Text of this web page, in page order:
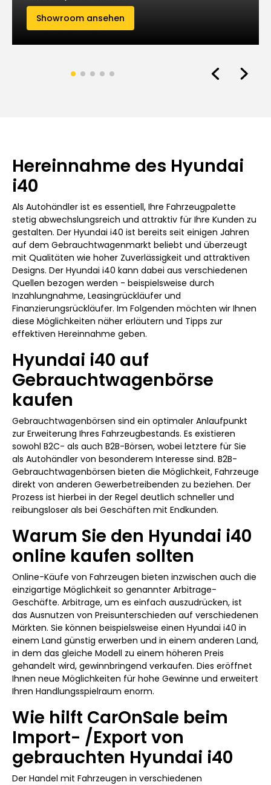
Showroom ansehen
Hereinnahme des Hyundai
i40
Als Autohändler ist es essentiell, Ihre Fahrzeugpalette
stetig abwechslungsreich und attraktiv für Ihre Kunden zu
gestalten. Der Hyundai i40 ist bereits seit einigen Jahren
auf dem Gebrauchtwagenmarkt beliebt und überzeugt
mit Qualitäten wie hoher Zuverlässigkeit und attraktiven
Designs. Der Hyundai i40 kann dabei aus verschiedenen
Quellen bezogen werden - beispielsweise durch
Inzahlungnahme, Leasingrückläufer und
Finanzierungsrückläufer. Im Folgenden möchten wir Ihnen
diese Möglichkeiten näher erläutern und Tipps zur
effektiven Hereinnahme geben.
Hyundai i40 auf
Gebrauchtwagenbörse
kaufen
Gebrauchtwagenbörsen sind ein optimaler Anlaufpunkt
zur Erweiterung Ihres Fahrzeugbestands. Es existieren
sowohl B2C- als auch B2B-Börsen, wobei letztere für Sie
als Autohändler von besonderem Interesse sind. B2B-
Gebrauchtwagenbörsen bieten die Möglichkeit, Fahrzeuge
direkt von anderen Gewerbetreibenden zu beziehen. Der
Prozess ist hierbei in der Regel deutlich schneller und
reibungsloser als bei Geschäften mit Endkunden.
Warum Sie den Hyundai i40
online kaufen sollten
Online-Käufe von Fahrzeugen bieten inzwischen auch die
einzigartige Möglichkeit so genannter Arbitrage-
Geschäfte. Arbitrage, um es einfach auszudrücken, ist
das Ausnutzen von Preisunterschieden auf verschiedenen
Märkten. Sie können beispielsweise einen Hyundai i40 in
einem Land günstig erwerben und in einem anderen Land,
in dem das gleiche Modell zu einem höheren Preis
gehandelt wird, gewinnbringend verkaufen. Dies eröffnet
Ihnen neue Möglichkeiten für hohe Gewinne und erweitert
Ihren Handlungsspielraum enorm.
Wie hilft CarOnSale beim
Import- /Export von
gebrauchten Hyundai i40
Der Handel mit Fahrzeugen in verschiedenen